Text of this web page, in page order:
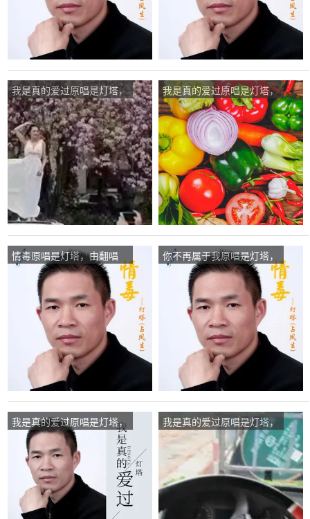
我是真的爱过原唱是灯塔，
由人生若梦翻唱(播放:166)
我是真的爱过原唱是灯塔，
由我新一燃翻唱(播放:18)
情毒原唱是灯塔，由翻唱
(播放:141)
你不再属于我原唱是灯塔，
由永不言败翻唱(播放:52)
我是真的爱过原唱是灯塔，
由兰兰翻唱(播放:80)
我是真的爱过原唱是灯塔，
由有缘人翻唱(播放:147)